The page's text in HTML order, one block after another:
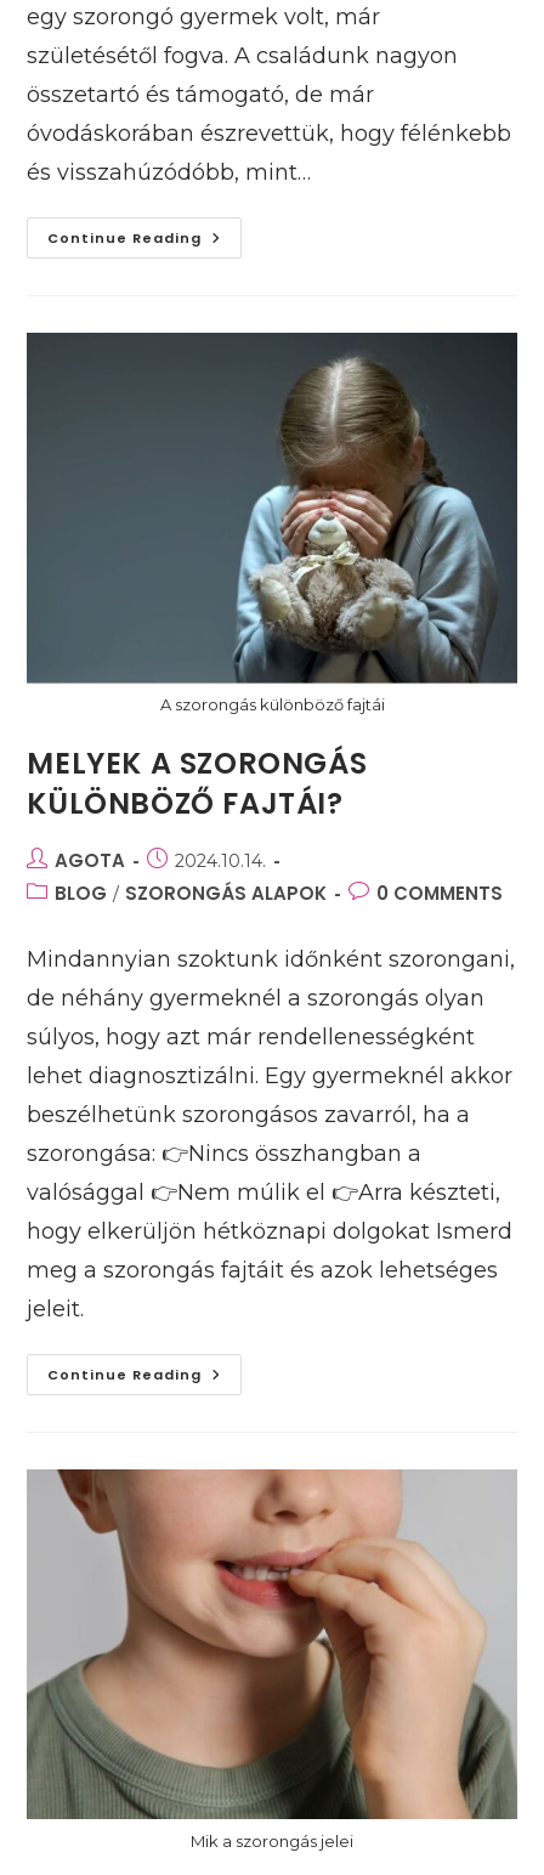
egy szorongó gyermek volt, már
születésétől fogva. A családunk nagyon
összetartó és támogató, de már
óvodáskorában észrevettük, hogy félénkebb
és visszahúzódóbb, mint…
Continue Reading A
Mindentől
A szorongás különböző fajtái
MELYEK A SZORONGÁS
KÜLÖNBÖZŐ FAJTÁI?
Post
author:
AGOTA
Post
published:
2024.10.14.
PostBLOG / SZORONGÁS ALAPOK
Post0 COMMENTS
Mindannyian szoktunk időnként szorongani,
de néhány gyermeknél a szorongás olyan
súlyos, hogy azt már rendellenességként
lehet diagnosztizálni. Egy gyermeknél akkor
beszélhetünk szorongásos zavarról, ha a
szorongása: 👉Nincs összhangban a
valósággal 👉Nem múlik el 👉Arra készteti,
hogy elkerüljön hétköznapi dolgokat Ismerd
meg a szorongás fajtáit és azok lehetséges
jeleit.
Continue Reading Melyek
A
Mik a szorongás jelei